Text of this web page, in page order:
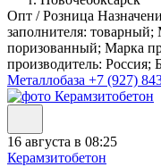
Опт / Розница
заполнителя:
поризованный; Марка
производитель:
Металлобаза +7 (927)
16 августа в 08:25
Керамзитобетон